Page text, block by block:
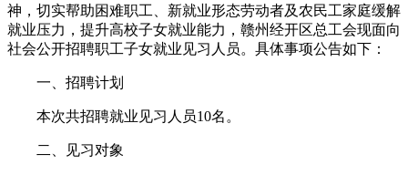
神，切实帮助困难职工、新就业形态劳动者及农民工家庭缓解
就业压力，提升高校子女就业能力，赣州经开区总工会现面向
社会公开招聘职工子女就业见习人员。具体事项公告如下：
一、招聘计划
本次共招聘就业见习人员10名。
二、见习对象